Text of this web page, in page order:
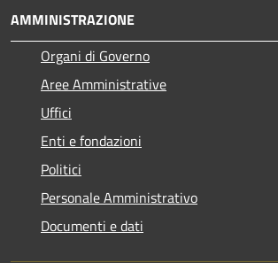
AMMINISTRAZIONE
Organi di Governo
Aree Amministrative
Uffici
Enti e fondazioni
Politici
Personale Amministrativo
Documenti e dati